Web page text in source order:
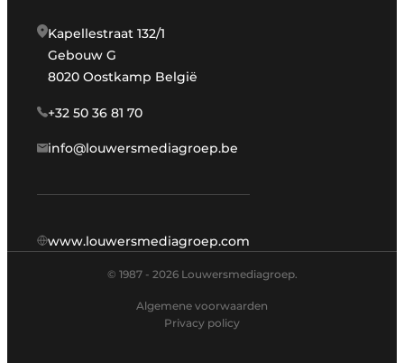
Kapellestraat 132/1
Gebouw G
8020 Oostkamp België
+32 50 36 81 70
info@louwersmediagroep.be
www.louwersmediagroep.com
© 1987 - 2026 Louwersmediagroep.
Algemene voorwaarden
Privacy policy